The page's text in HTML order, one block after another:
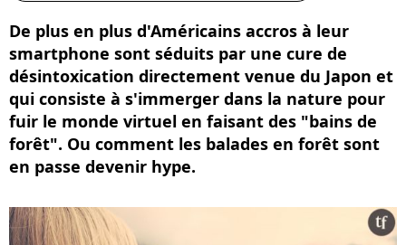
De plus en plus d'Américains accros à leur
smartphone sont séduits par une cure de
désintoxication directement venue du Japon et
qui consiste à s'immerger dans la nature pour
fuir le monde virtuel en faisant des "bains de
forêt". Ou comment les balades en forêt sont
en passe devenir hype.